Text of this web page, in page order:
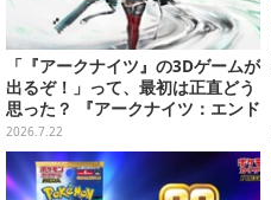
「『アークナイツ』の3Dゲームが
出るぞ！」って、最初は正直どう
思った？ 『アークナイツ：エンド
フィールド』リリース半年を機
に、4人のインフルエンサーに聞
いてみたーシリーズを“奥深く”ま
で追ってきたからこその視点【座
2026.7.22